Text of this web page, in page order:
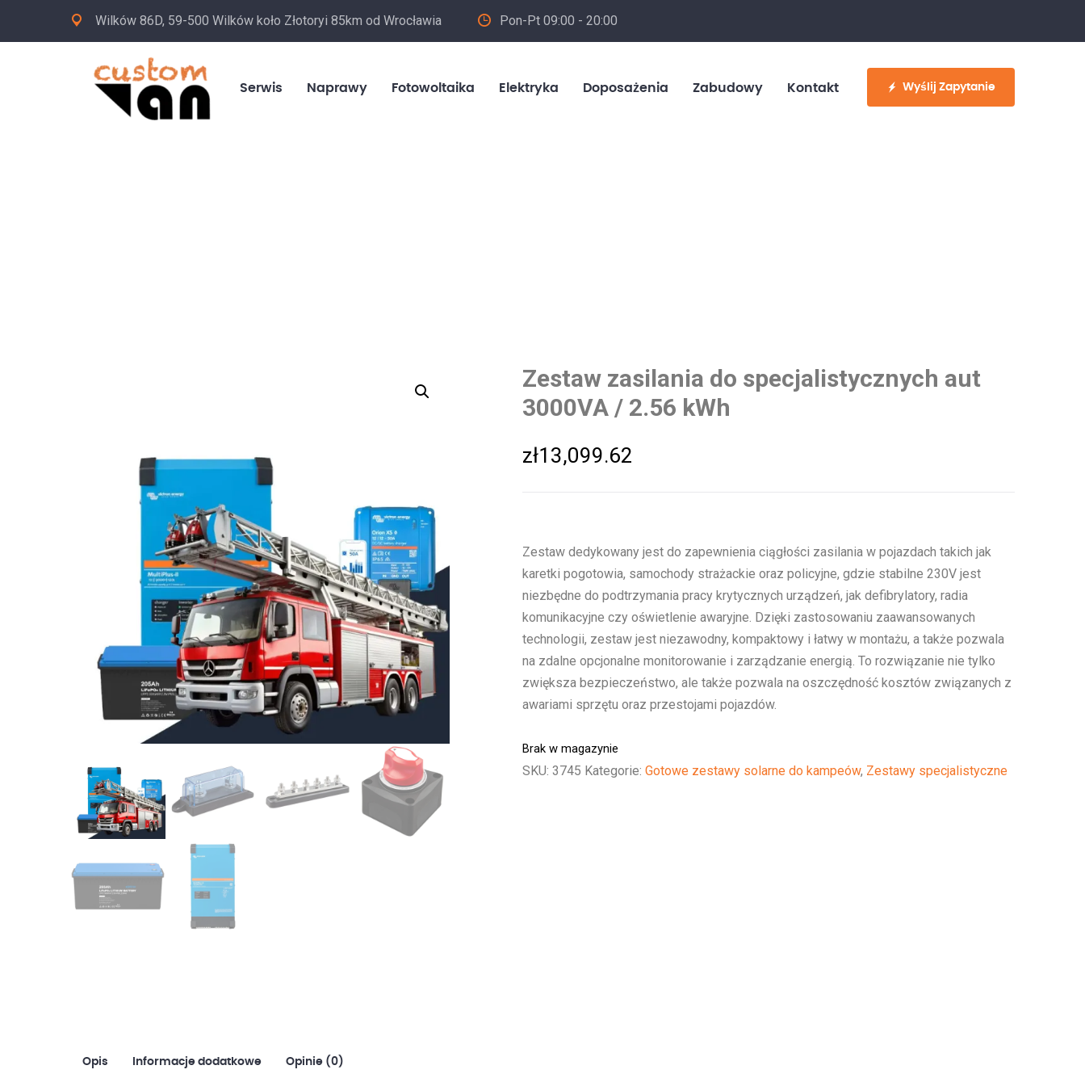
Wilków 86D, 59-500 Wilków koło Złotoryi 85km od Wrocławia Pon-Pt 09:00 - 20:00
530 886 214
Serwis Naprawy Fotowoltaika Elektryka Doposażenia Zabudowy Kontakt Wyślij Zapytanie
Zestaw zasilania do specjalistycznych aut
3000VA / 2.56 kWh
zł13,099.62
Zestaw dedykowany jest do zapewnienia ciągłości zasilania w pojazdach takich jak
karetki pogotowia, samochody strażackie oraz policyjne, gdzie stabilne 230V jest
niezbędne do podtrzymania pracy krytycznych urządzeń, jak defibrylatory, radia
komunikacyjne czy oświetlenie awaryjne. Dzięki zastosowaniu zaawansowanych
technologii, zestaw jest niezawodny, kompaktowy i łatwy w montażu, a także pozwala
na zdalne opcjonalne monitorowanie i zarządzanie energią. To rozwiązanie nie tylko
zwiększa bezpieczeństwo, ale także pozwala na oszczędność kosztów związanych z
awariami sprzętu oraz przestojami pojazdów​.
Brak w magazynie
SKU: 3745 Kategorie: Gotowe zestawy solarne do kampeów, Zestawy specjalistyczne
Opis Informacje dodatkowe Opinie (0)